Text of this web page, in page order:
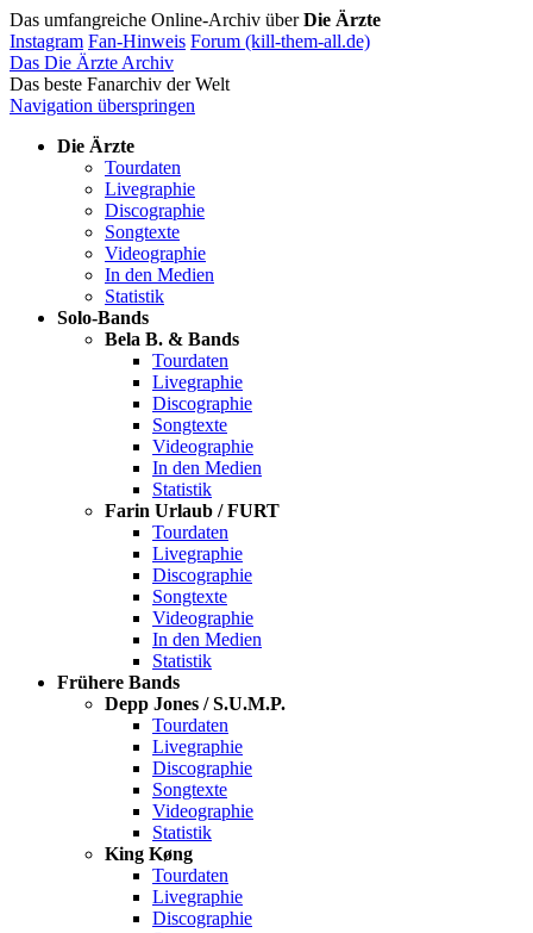
Das umfangreiche Online-Archiv überDie Ärzte
Instagram Fan-Hinweis Forum (kill-them-all.de)
Das Die Ärzte Archiv
Das beste Fanarchiv der Welt
Navigation überspringen
Die Ärzte
Tourdaten
Livegraphie
Discographie
Songtexte
Videographie
In den Medien
Statistik
Solo-Bands
Bela B. & Bands
Tourdaten
Livegraphie
Discographie
Songtexte
Videographie
In den Medien
Statistik
Farin Urlaub / FURT
Tourdaten
Livegraphie
Discographie
Songtexte
Videographie
In den Medien
Statistik
Frühere Bands
Depp Jones / S.U.M.P.
Tourdaten
Livegraphie
Discographie
Songtexte
Videographie
Statistik
King Køng
Tourdaten
Livegraphie
Discographie